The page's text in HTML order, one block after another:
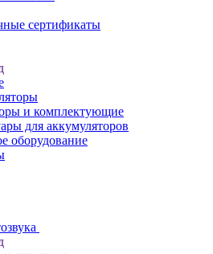
сертификаты
и комплектующие
для аккумуляторов
оборудование